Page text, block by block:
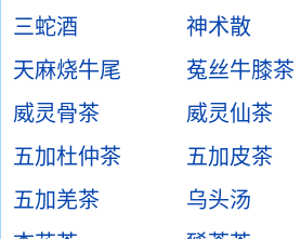
三蛇酒
神术散
天麻烧牛尾
菟丝牛膝茶
威灵骨茶
威灵仙茶
五加杜仲茶
五加皮茶
五加羌茶
乌头汤